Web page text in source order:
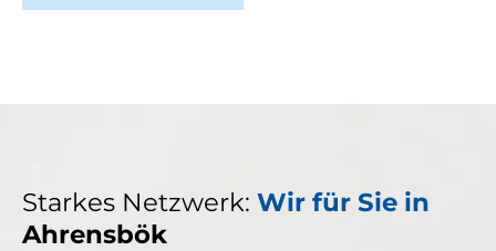
Starkes Netzwerk: Wir für Sie in
Ahrensbök